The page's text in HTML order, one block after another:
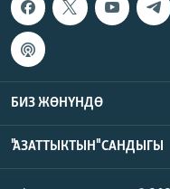
БИЗ ЖӨНҮНДӨ
"АЗАТТЫКТЫН" САНДЫГЫ